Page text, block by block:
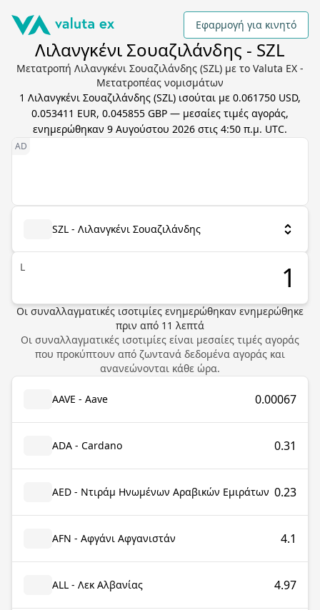
Εφαρμογή για κινητό
Λιλανγκένι Σουαζιλάνδης - SZL
Μετατροπή Λιλανγκένι Σουαζιλάνδης (SZL) με το Valuta EX -
Μετατροπέας νομισμάτων
1 Λιλανγκένι Σουαζιλάνδης (SZL) ισούται με 0.061750 USD,
0.053411 EUR, 0.045855 GBP — μεσαίες τιμές αγοράς,
ενημερώθηκαν 9 Αυγούστου 2026 στις 4:50 π.μ. UTC.
SZL - Λιλανγκένι Σουαζιλάνδης
L
Οι συναλλαγματικές ισοτιμίες ενημερώθηκαν ενημερώθηκε
πριν από 11 λεπτά
Οι συναλλαγματικές ισοτιμίες είναι μεσαίες τιμές αγοράς
που προκύπτουν από ζωντανά δεδομένα αγοράς και
ανανεώνονται κάθε ώρα.
AAVE - Aave 0.00067
ADA - Cardano 0.31
AED - Ντιράμ Ηνωμένων Αραβικών Εμιράτων 0.23
AFN - Αφγάνι Αφγανιστάν 4.1
ALL - Λεκ Αλβανίας 4.97